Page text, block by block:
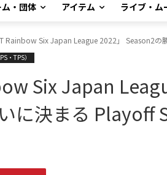
・団体 アイテム ライブ・ム
Rainbow Six Japan League 2022」 Season2
・TPS）
Six Japan
に決まる Playoff